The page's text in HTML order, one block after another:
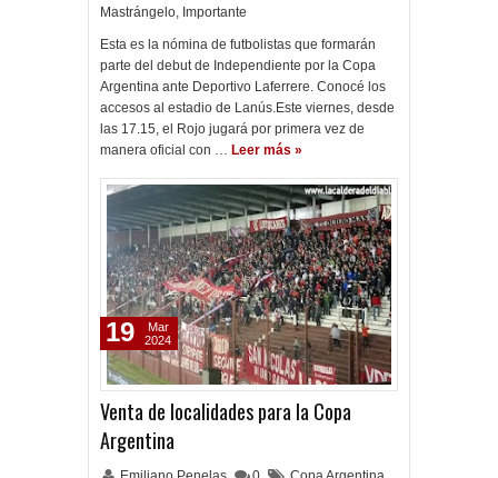
Mastrángelo, Importante
Esta es la nómina de futbolistas que formarán
parte del debut de Independiente por la Copa
Argentina ante Deportivo Laferrere. Conocé los
accesos al estadio de Lanús.Este viernes, desde
las 17.15, el Rojo jugará por primera vez de
manera oficial con … Leer más »
Venta de localidades para la Copa
Argentina
19
Mar
2024